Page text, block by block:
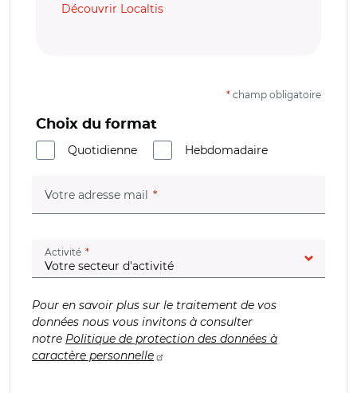
Découvrir Localtis
* champ obligatoire
Choix du format
Quotidienne
Hebdomadaire
Votre adresse mail (champ obligatoire)
Activité (champ obligatoire)
Pour en savoir plus sur le traitement de vos
données nous vous invitons à consulter
notre Politique de protection des données à
caractère personnelle